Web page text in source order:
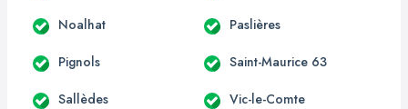
Noalhat Paslières
Pignols Saint-Maurice 63
Sallèdes Vic-le-Comte